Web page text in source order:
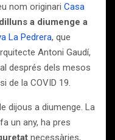
nom originari Casa
a diumenge a
La Pedrera, que
Antoni Gaudí,
després dels mesos
de la COVID 19.
dijous a diumenge. La
un any, ha pres
necessàries,